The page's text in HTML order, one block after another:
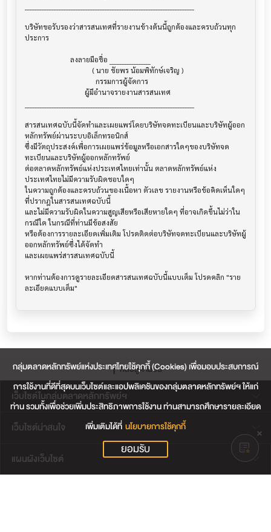
กลุ่มตลาดหลักทรัพย์แห่งประเทศไทยใช้คุกกี้ (Cookies) เพื่อมอบประสบการณ์
การใช้งานที่ดีที่สุดบนเว็บไซต์และแอปพลิเคชันของกลุ่มตลาดหลักทรัพย์ฯ ให้แก่
ท่าน รวมทั้งเพื่อช่วยเพิ่มประสิทธิภาพการใช้งาน ท่านสามารถศึกษารายละเอียด
เพิ่มเติมได้ที่ นโยบายการใช้คุกกี้
ยอมรับ
บริษัทขอรับรองว่าสารสนเทศที่รายงานข้างต้นนี้ถูกต้องและครบถ้วนทุก
ประการ
สารสนเทศฉบับนี้จัดทำและเผยแพร่โดยบริษัทจดทะเบียนและบริษัทผู้ออก
หลักทรัพย์ผ่านระบบอิเล็กทรอนิกส์
ซึ่งมีวัตถุประสงค์เพื่อการเผยแพร่ข้อมูลหรือเอกสารใดๆของบริษัทจด
ทะเบียนและบริษัทผู้ออกหลักทรัพย์
ต่อตลาดหลักทรัพย์แห่งประเทศไทยเท่านั้น ตลาดหลักทรัพย์แห่ง
ประเทศไทยไม่มีความรับผิดชอบใดๆ
ในความถูกต้องและครบถ้วนของเนื้อหา ตัวเลข รายงานหรือข้อคิดเห็นใดๆ
ที่ปรากฎในสารสนเทศฉบับนี้
และไม่มีความรับผิดในความสูญเสียหรือเสียหายใดๆ ที่อาจเกิดขึ้นไม่ว่าใน
กรณีใด ในกรณีที่ท่านมีข้อสงสัย
หรือต้องการรายละเอียดเพิ่มเติม โปรดติดต่อบริษัทจดทะเบียนและบริษัทผู้
ออกหลักทรัพย์ซึ่งได้จัดทำ
และเผยแพร่สารสนเทศฉบับนี้
หากท่านต้องการดูรายละเอียดสารสนเทศฉบับนี้แบบเต็ม โปรดคลิก "ราย
กลับสู่ด้านบน
เว็บไซต์ในกลุ่มตลาดหลักทรัพย์ฯ
เว็บไซต์น่าสนใจ
แผนผังเว็บไซต์